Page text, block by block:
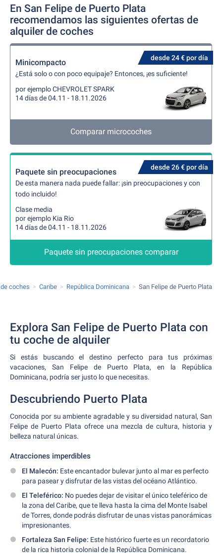
En San Felipe de Puerto Plata
recomendamos las siguientes ofertas de
alquiler de coches
desde 24 € por día
Minicompacto
¿Está solo o con poco equipaje? Entonces, ¡es suficiente!
por ejemplo CHEVROLET SPARK
14 días de 04.11 - 18.11.2026
Comparar microcoches
desde 26 € por día
Paquete sin preocupaciones
De esta manera nada puede fallar: ¡sin preocupaciones y con
todo incluido!
Clase media
por ejemplo Kia Rio
14 días de 04.11 - 18.11.2026
Paquete sin preocupaciones comparar
coches Caribe República Dominicana San Felipe de Puerto Plata
Explora San Felipe de Puerto Plata con
tu coche de alquiler
Si estás buscando el destino perfecto para tus próximas
vacaciones, San Felipe de Puerto Plata, en la República
Dominicana, podría ser justo lo que necesitas.
Descubriendo Puerto Plata
Conocida por su ambiente agradable y su diversidad natural, San
Felipe de Puerto Plata ofrece una mezcla de cultura, historia y
belleza natural únicas.
Atracciones imperdibles
El Malecón: Este encantador bulevar junto al mar es perfecto
para pasear y disfrutar de las vistas del océano Atlántico.
El Teleférico: No puedes dejar de visitar el único teleférico de
la zona del Caribe, que te lleva hasta la cima del Monte Isabel
de Torres, donde podrás disfrutar de unas vistas panorámicas
impresionantes.
Fortaleza San Felipe: Este histórico fuerte es un recordatorio
de la rica historia colonial de la República Dominicana.